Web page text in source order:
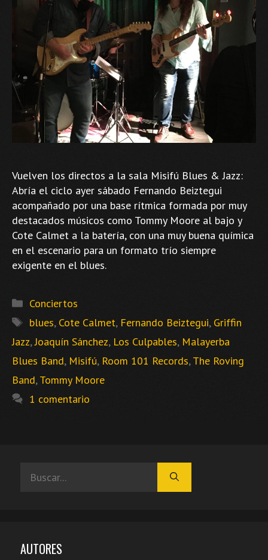
Vuelven los directos a la sala Misifú Blues & Jazz:
Abría el ciclo ayer sábado Fernando Beiztegui
acompañado por una base rítmica formada por muy
destacados músicos como Tommy Moore al bajo y
Cote Calmet a la batería, con una muy buena química
en el escenario para un formato trío siempre
exigente en el blues.
Categorías
Conciertos
Etiquetas
blues, Cote Calmet, Fernando Beiztegui, Griffin
Jazz,Joaquín Sánchez, Los Culpables, Malayerba
Blues Band, Misifú, Room 101 Records,The Roving
Band,Tommy Moore
1 comentario
AUTORES